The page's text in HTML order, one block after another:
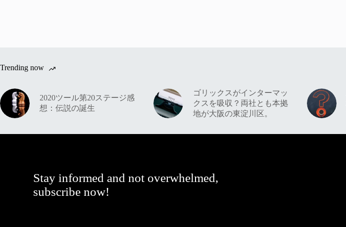
Trending now
2020ツール第20ステージ感
想：伝説の誕生
ゴリックスがインターマッ
クスを吸収？両社とも本拠
地が大阪の東淀川区。
Stay informed and not overwhelmed,
subscribe now!